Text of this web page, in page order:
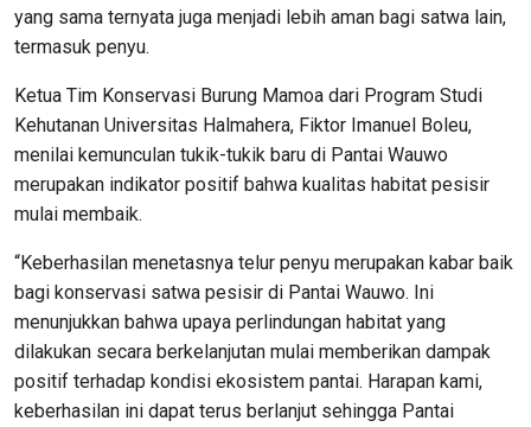
yang sama ternyata juga menjadi lebih aman bagi satwa lain,
termasuk penyu.
Ketua Tim Konservasi Burung Mamoa dari Program Studi
Kehutanan Universitas Halmahera, Fiktor Imanuel Boleu,
menilai kemunculan tukik-tukik baru di Pantai Wauwo
merupakan indikator positif bahwa kualitas habitat pesisir
mulai membaik.
“Keberhasilan menetasnya telur penyu merupakan kabar baik
bagi konservasi satwa pesisir di Pantai Wauwo. Ini
menunjukkan bahwa upaya perlindungan habitat yang
dilakukan secara berkelanjutan mulai memberikan dampak
positif terhadap kondisi ekosistem pantai. Harapan kami,
keberhasilan ini dapat terus berlanjut sehingga Pantai